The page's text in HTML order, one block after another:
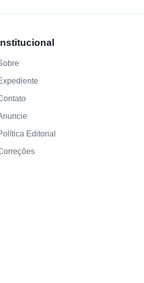
Editorial